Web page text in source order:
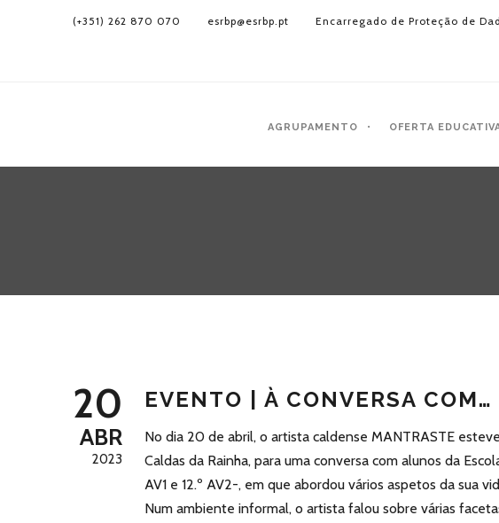
(+351) 262 870 070 esrbp@esrbp.pt Encarregado de Proteção de
AGRUPAMENTO OFERTA
20
ABR
2023
EVENTO | À CONVERSA
No dia 20 de abril, o artista caldense MANTRASTE
Caldas da Rainha, para uma conversa com alunos da
AV1 e 12.º AV2-, em que abordou vários aspetos da sua
Num ambiente informal, o artista falou sobre várias